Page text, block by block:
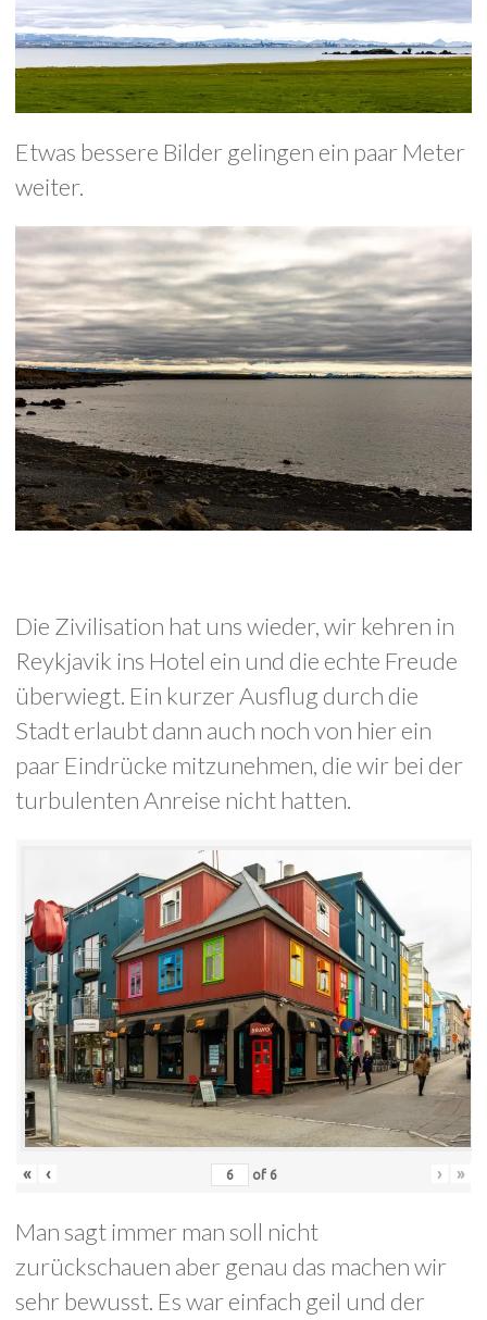
Etwas bessere Bilder gelingen ein paar Meter
weiter.
Die Zivilisation hat uns wieder, wir kehren in
Reykjavik ins Hotel ein und die echte Freude
überwiegt. Ein kurzer Ausflug durch die
Stadt erlaubt dann auch noch von hier ein
paar Eindrücke mitzunehmen, die wir bei der
turbulenten Anreise nicht hatten.
« ‹ of 6 › »
Man sagt immer man soll nicht
zurückschauen aber genau das machen wir
sehr bewusst. Es war einfach geil und der